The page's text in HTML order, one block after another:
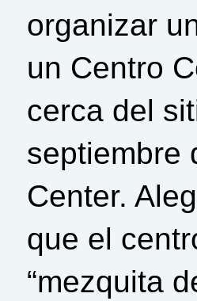
organizar
un Centro
cerca del
septiembre
Center.
que el
“mezquita